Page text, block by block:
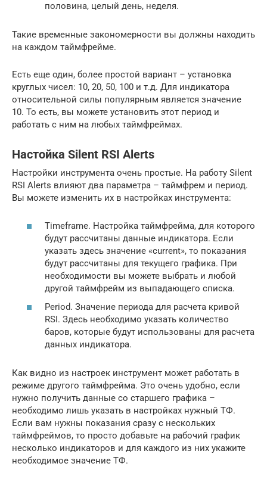
половина, целый день, неделя.
Такие временные закономерности вы должны находить
на каждом таймфрейме.
Есть еще один, более простой вариант – установка
круглых чисел: 10, 20, 50, 100 и т.д. Для индикатора
относительной силы популярным является значение
10. То есть, вы можете установить этот период и
работать с ним на любых таймфреймах.
Настойка Silent RSI Alerts
Настройки инструмента очень простые. На работу Silent
RSI Alerts влияют два параметра – таймфрем и период.
Вы можете изменить их в настройках инструмента:
Timeframe. Настройка таймфрейма, для которого
будут рассчитаны данные индикатора. Если
указать здесь значение «current», то показания
будут рассчитаны для текущего графика. При
необходимости вы можете выбрать и любой
другой таймфрейм из выпадающего списка.
Period. Значение периода для расчета кривой
RSI. Здесь необходимо указать количество
баров, которые будут использованы для расчета
данных индикатора.
Как видно из настроек инструмент может работать в
режиме другого таймфрейма. Это очень удобно, если
нужно получить данные со старшего графика –
необходимо лишь указать в настройках нужный ТФ.
Если вам нужны показания сразу с нескольких
таймфреймов, то просто добавьте на рабочий график
несколько индикаторов и для каждого из них укажите
необходимое значение ТФ.